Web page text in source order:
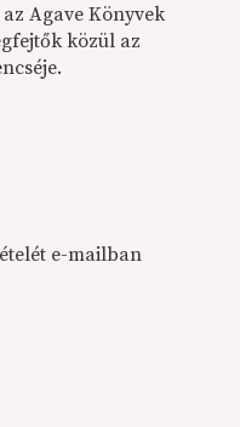
Agave Könyvek
közül az
e-mailban